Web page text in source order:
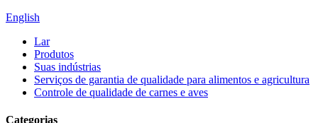
English
Lar
Produtos
Suas indústrias
Serviços de garantia de qualidade para alimentos e agricultura
Controle de qualidade de carnes e aves
Categorias